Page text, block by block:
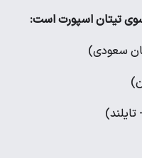
تیتان اسپورت است: